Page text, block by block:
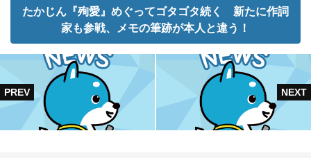
たかじん『殉愛』めぐってゴタゴタ続く 新たに作詞
家も参戦、メモの筆跡が本人と違う！